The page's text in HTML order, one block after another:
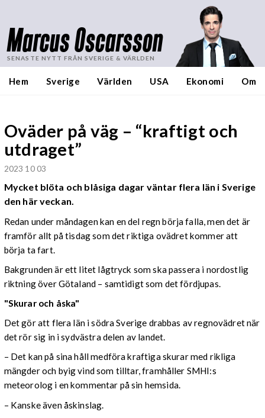
Marcus Oscarsson
SENASTE NYTT FRÅN SVERIGE & VÄRLDEN
Hem Sverige Världen USA Ekonomi Om
Oväder på väg – “kraftigt och
utdraget”
2023 10 03
Mycket blöta och blåsiga dagar väntar flera län i Sverige
den här veckan.
Redan under måndagen kan en del regn börja falla, men det är
framför allt på tisdag som det riktiga ovädret kommer att
börja ta fart.
Bakgrunden är ett litet lågtryck som ska passera i nordostlig
riktning över Götaland – samtidigt som det fördjupas.
"Skurar och åska"
Det gör att flera län i södra Sverige drabbas av regnovädret när
det rör sig in i sydvästra delen av landet.
– Det kan på sina håll medföra kraftiga skurar med rikliga
mängder och byig vind som tilltar, framhåller SMHI:s
meteorolog i en kommentar på sin hemsida.
– Kanske även åskinslag.